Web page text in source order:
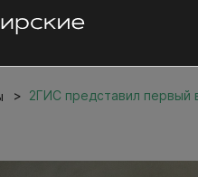
2ГИС представил первый